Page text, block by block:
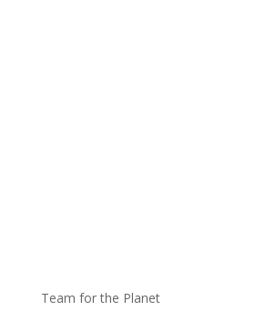
Team for the Planet